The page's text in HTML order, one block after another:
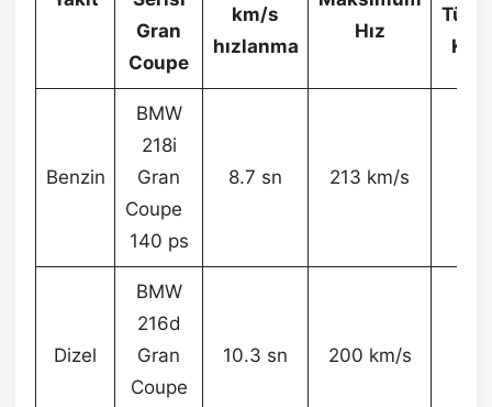
Gran
Coupe
km/s
hızlanma
Hız
Benzin
BMW
218i
Gran
Coupe
140 ps
8.7 sn 213 km/s
Dizel
BMW
216d
Gran
Coupe
10.3 sn 200 km/s